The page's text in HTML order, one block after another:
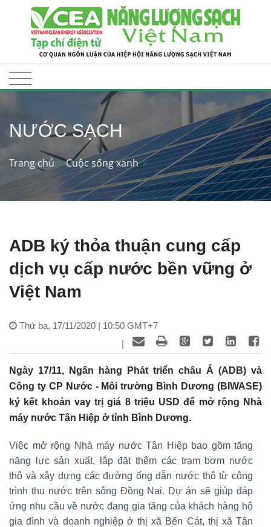
NƯỚC SẠCH
Trang chủ Cuộc sống xanh
ADB ký thỏa thuận cung cấp
dịch vụ cấp nước bền vững ở
Việt Nam
Thứ ba, 17/11/2020 | 10:50 GMT+7
|
Ngày 17/11, Ngân hàng Phát triển châu Á (ADB) và
Công ty CP Nước - Môi trường Bình Dương (BIWASE)
ký kết khoản vay trị giá 8 triệu USD để mở rộng Nhà
máy nước Tân Hiệp ở tỉnh Bình Dương.
Việc mở rộng Nhà máy nước Tân Hiệp bao gồm tăng
năng lực sản xuất, lắp đặt thêm các trạm bơm nước
thô và xây dựng các đường ống dẫn nước thô từ công
trình thu nước trên sông Đồng Nai. Dự án sẽ giúp đáp
ứng nhu cầu về nước đang gia tăng của khách hàng hộ
gia đình và doanh nghiệp ở thị xã Bến Cát, thị xã Tân